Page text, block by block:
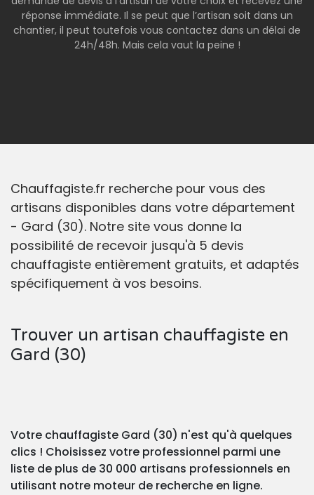
réponse immédiate. Il se peut que l’artisan soit dans un
chantier, il peut toutefois vous contactez dans un délai de
24h/48h. Mais cela vaut la peine !
Chauffagiste.fr recherche pour vous des
artisans disponibles dans votre département
- Gard (30). Notre site vous donne la
possibilité de recevoir jusqu'à 5 devis
chauffagiste entièrement gratuits, et adaptés
spécifiquement à vos besoins.
Trouver un artisan chauffagiste en
Gard (30)
Votre chauffagiste Gard (30) n'est qu'à quelques
clics ! Choisissez votre professionnel parmi une
liste de plus de 30 000 artisans professionnels en
utilisant notre moteur de recherche en ligne.